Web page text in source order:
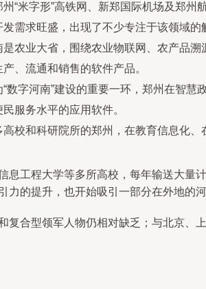
州“米字形”高铁网、新郑国际机场及郑
需求旺盛，出现了不少专注于该领域的
是农业大省，围绕农业物联网、农产品
、流通和销售的软件产品。
“数字河南”建设的重要一环，郑州在智
服务水平的应用软件。
高校和科研院所的郑州，在教育信息化
息工程大学等多所高校，每年输送大
力的提升，也开始吸引一部分在外地的
复合型领军人物仍相对缺乏；与北京